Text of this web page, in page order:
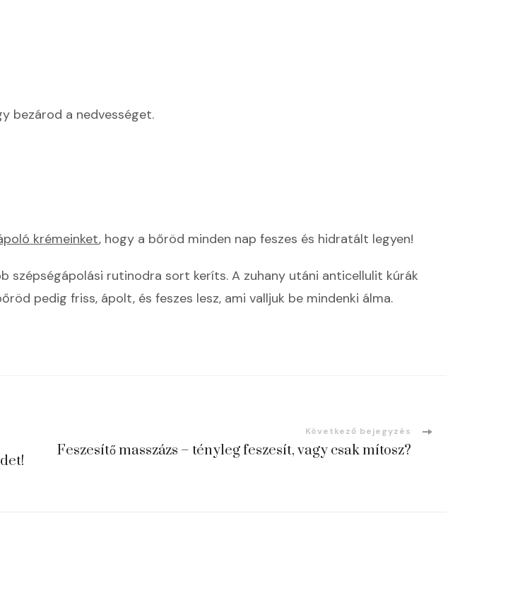
bezárod a nedvességet.
krémeinket, hogy a bőröd minden nap feszes és hidratált legyen!
szépségápolási rutinodra sort keríts. A zuhany utáni anticellulit kúrák
pedig friss, ápolt, és feszes lesz, ami valljuk be mindenki álma.
Következő bejegyzés
Feszesítő masszázs – tényleg feszesít, vagy csak mítosz?